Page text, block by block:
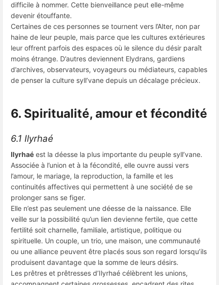
difficile à nommer. Cette bienveillance peut elle-même
devenir étouffante.
Certaines de ces personnes se tournent vers l’Alter, non par
haine de leur peuple, mais parce que les cultures extérieures
leur offrent parfois des espaces où le silence du désir paraît
moins étrange. D’autres deviennent Elydrans, gardiens
d’archives, observateurs, voyageurs ou médiateurs, capables
de penser la culture syll’vane depuis un décalage précieux.
6. Spiritualité, amour et fécondité
6.1 Ilyrhaé
Ilyrhaé est la déesse la plus importante du peuple syll’vane.
Associée à l’union et à la fécondité, elle ouvre aussi vers
l’amour, le mariage, la reproduction, la famille et les
continuités affectives qui permettent à une société de se
prolonger sans se figer.
Elle n’est pas seulement une déesse de la naissance. Elle
veille sur la possibilité qu’un lien devienne fertile, que cette
fertilité soit charnelle, familiale, artistique, politique ou
spirituelle. Un couple, un trio, une maison, une communauté
ou une alliance peuvent être placés sous son regard lorsqu’ils
produisent davantage que la somme de leurs désirs.
Les prêtres et prêtresses d’Ilyrhaé célèbrent les unions,